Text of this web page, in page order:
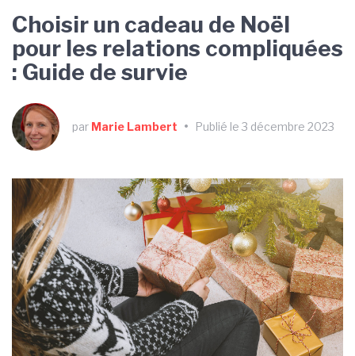
Choisir un cadeau de Noël
pour les relations compliquées
: Guide de survie
par Marie Lambert • Publié le 3 décembre 2023